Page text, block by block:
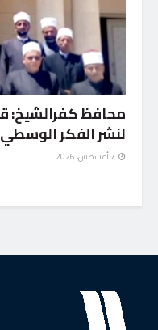
محافظ كفرالشيخ:
لنشر الفكر